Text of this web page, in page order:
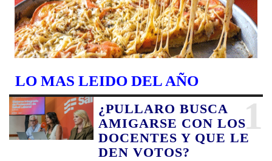
LO MAS LEIDO DEL AÑO
1
¿PULLARO BUSCA
AMIGARSE CON LOS
DOCENTES Y QUE LE
DEN VOTOS?